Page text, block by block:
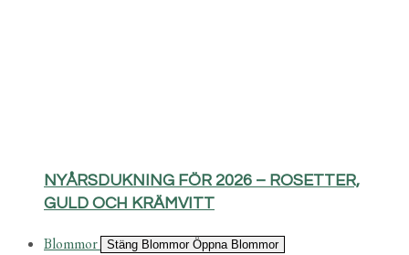
NYÅRSDUKNING FÖR 2026 – ROSETTER,
GULD OCH KRÄMVITT
Blommor Stäng Blommor Öppna Blommor